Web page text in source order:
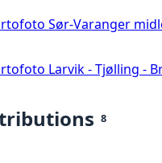
Sør-Varanger
Larvik - Tjølling -
8